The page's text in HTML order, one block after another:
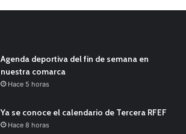
Agenda deportiva del fin de semana en
nuestra comarca
Hace 5 horas
Ya se conoce el calendario de Tercera RFEF
Hace 8 horas